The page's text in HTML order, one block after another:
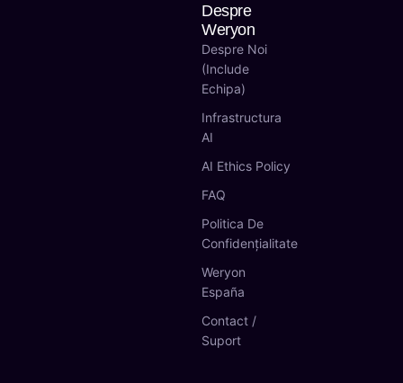
Despre
Weryon
Despre Noi
(include
Echipa)
Infrastructura
AI
AI Ethics Policy
FAQ
Politica De
Confidențialitate
Weryon
España
Contact /
Suport